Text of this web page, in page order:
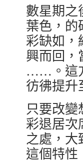
數星期之
葉色，的
彩缺如，
興而回，
……。這
彷彿提升
只要改
彩退居次
之處，
這個特性